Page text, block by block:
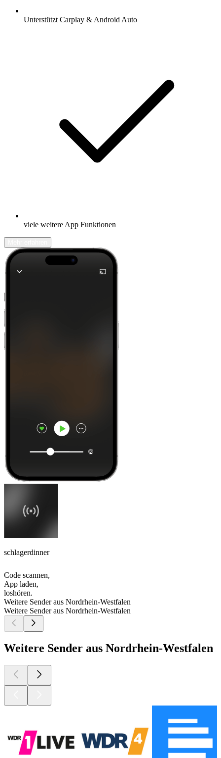
Unterstützt Carplay & Android Auto
viele weitere App Funktionen
schlagerdinner
Code scannen,
App laden,
loshören.
Weitere Sender aus Nordrhein-Westfalen
Weitere Sender aus Nordrhein-Westfalen
Weitere Sender aus Nordrhein-Westfalen